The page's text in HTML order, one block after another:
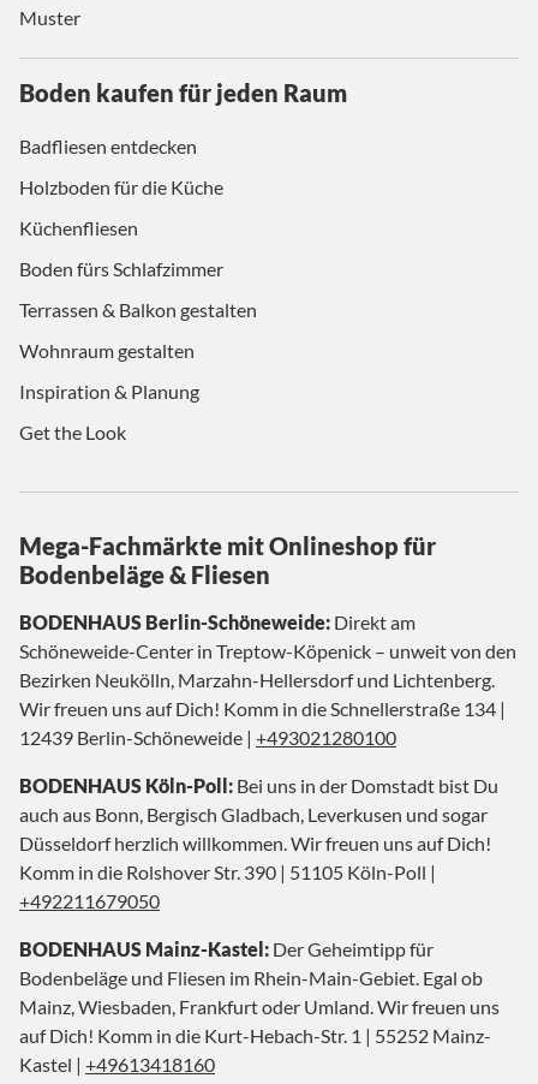
Muster
Boden kaufen für jeden Raum
Badfliesen entdecken
Holzboden für die Küche
Küchenfliesen
Boden fürs Schlafzimmer
Terrassen & Balkon gestalten
Wohnraum gestalten
Inspiration & Planung
Get the Look
Mega-Fachmärkte mit Onlineshop für
Bodenbeläge & Fliesen
BODENHAUS Berlin-Schöneweide: Direkt am
Schöneweide-Center in Treptow-Köpenick – unweit von den
Bezirken Neukölln, Marzahn-Hellersdorf und Lichtenberg.
Wir freuen uns auf Dich! Komm in die Schnellerstraße 134 |
12439 Berlin-Schöneweide | +493021280100
BODENHAUS Köln-Poll: Bei uns in der Domstadt bist Du
auch aus Bonn, Bergisch Gladbach, Leverkusen und sogar
Düsseldorf herzlich willkommen. Wir freuen uns auf Dich!
Komm in die Rolshover Str. 390 | 51105 Köln-Poll |
+492211679050
BODENHAUS Mainz-Kastel: Der Geheimtipp für
Bodenbeläge und Fliesen im Rhein-Main-Gebiet. Egal ob
Mainz, Wiesbaden, Frankfurt oder Umland. Wir freuen uns
auf Dich! Komm in die Kurt-Hebach-Str. 1 | 55252 Mainz-
Kastel | +49613418160